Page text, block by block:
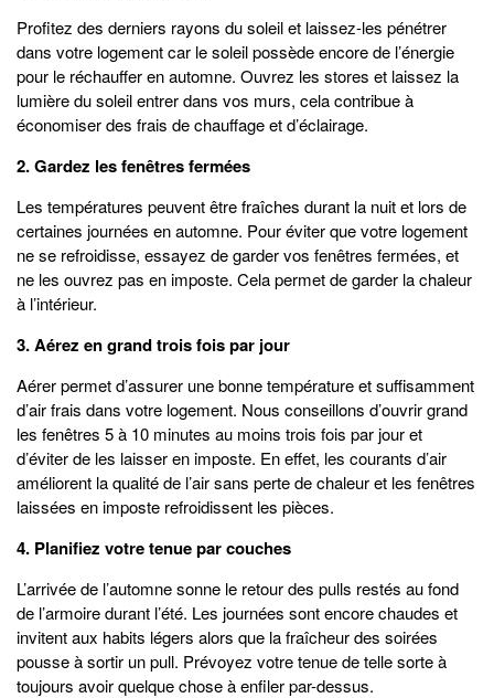
Profitez des derniers rayons du soleil et laissez-les pénétrer
dans votre logement car le soleil possède encore de l’énergie
pour le réchauffer en automne. Ouvrez les stores et laissez la
lumière du soleil entrer dans vos murs, cela contribue à
économiser des frais de chauffage et d’éclairage.
2. Gardez les fenêtres fermées
Les températures peuvent être fraîches durant la nuit et lors de
certaines journées en automne. Pour éviter que votre logement
ne se refroidisse, essayez de garder vos fenêtres fermées, et
ne les ouvrez pas en imposte. Cela permet de garder la chaleur
à l’intérieur.
3. Aérez en grand trois fois par jour
Aérer permet d’assurer une bonne température et suffisamment
d’air frais dans votre logement. Nous conseillons d’ouvrir grand
les fenêtres 5 à 10 minutes au moins trois fois par jour et
d’éviter de les laisser en imposte. En effet, les courants d’air
améliorent la qualité de l’air sans perte de chaleur et les fenêtres
laissées en imposte refroidissent les pièces.
4. Planifiez votre tenue par couches
L’arrivée de l’automne sonne le retour des pulls restés au fond
de l’armoire durant l’été. Les journées sont encore chaudes et
invitent aux habits légers alors que la fraîcheur des soirées
pousse à sortir un pull. Prévoyez votre tenue de telle sorte à
toujours avoir quelque chose à enfiler par-dessus.